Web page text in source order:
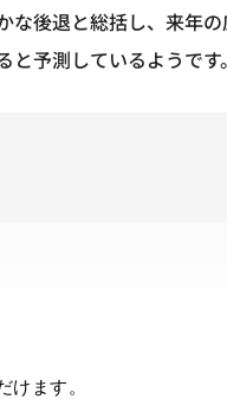
な後退と総括し、来年の
予測しているようです。
ます。